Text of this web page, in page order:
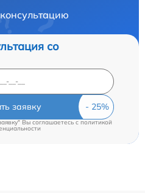
со
заявку
Вы соглашаетесь cполитикой